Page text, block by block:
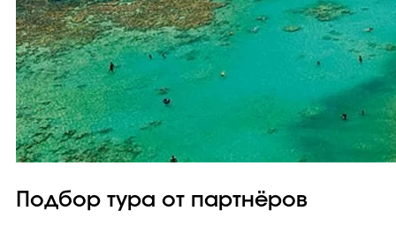
Подбор тура от партнёров